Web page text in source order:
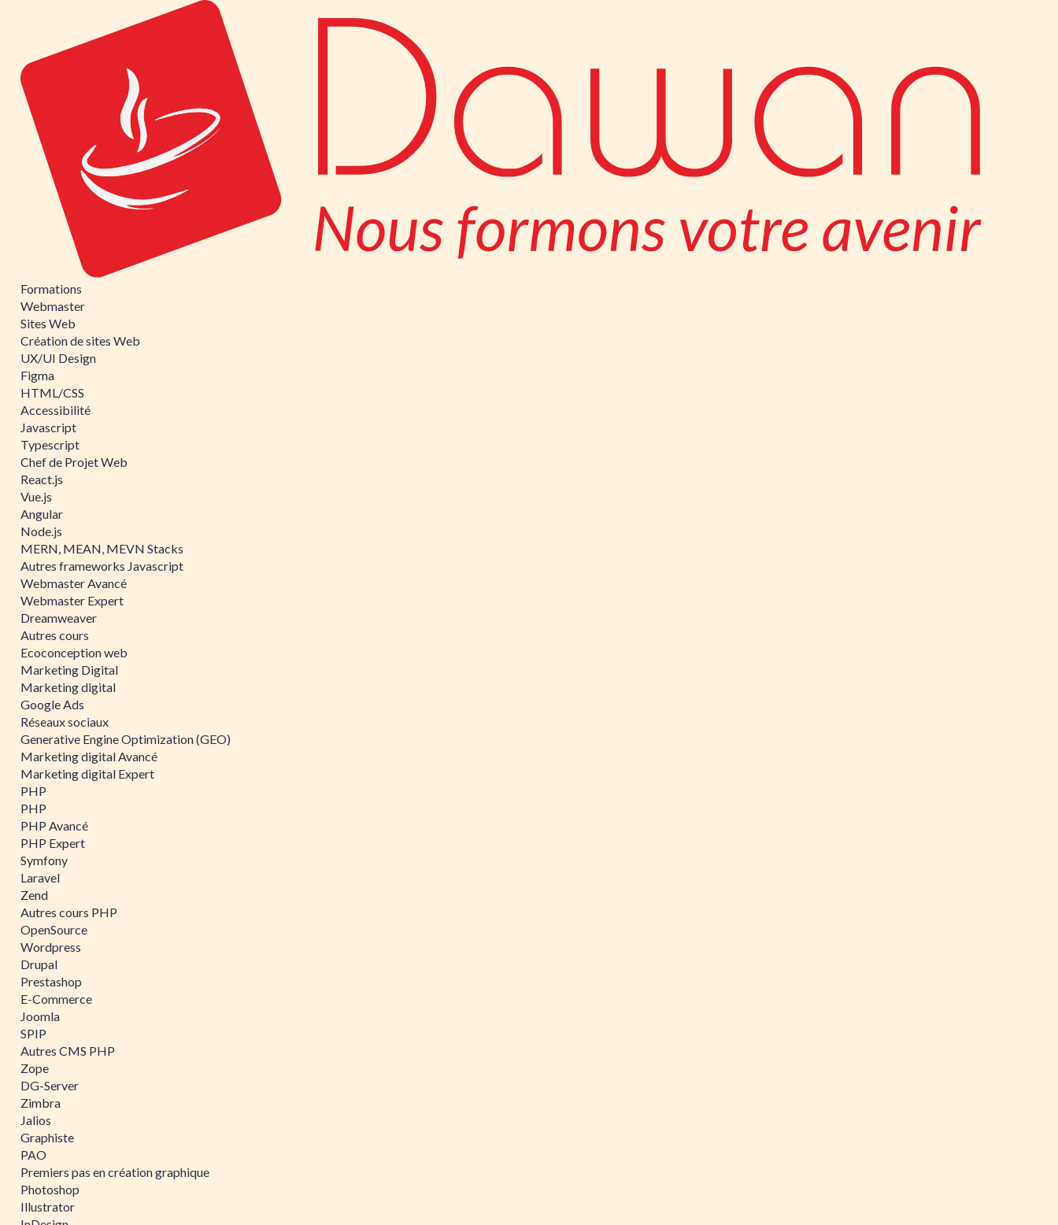
Formations
Webmaster
Sites Web
Création de sites Web
UX/UI Design
Figma
HTML/CSS
Accessibilité
Javascript
Typescript
Chef de Projet Web
React.js
Vue.js
Angular
Node.js
MERN, MEAN, MEVN Stacks
Autres frameworks Javascript
Webmaster Avancé
Webmaster Expert
Dreamweaver
Autres cours
Ecoconception web
Marketing Digital
Marketing digital
Google Ads
Réseaux sociaux
Generative Engine Optimization (GEO)
Marketing digital Avancé
Marketing digital Expert
PHP
PHP
PHP Avancé
PHP Expert
Symfony
Laravel
Zend
Autres cours PHP
OpenSource
Wordpress
Drupal
Prestashop
E-Commerce
Joomla
SPIP
Autres CMS PHP
Zope
DG-Server
Zimbra
Jalios
Graphiste
PAO
Premiers pas en création graphique
Photoshop
Illustrator